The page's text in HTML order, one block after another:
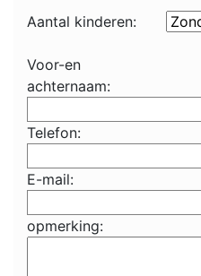
Aantal kinderen:
Voor-en
achternaam:
Telefon:
E-mail:
opmerking: